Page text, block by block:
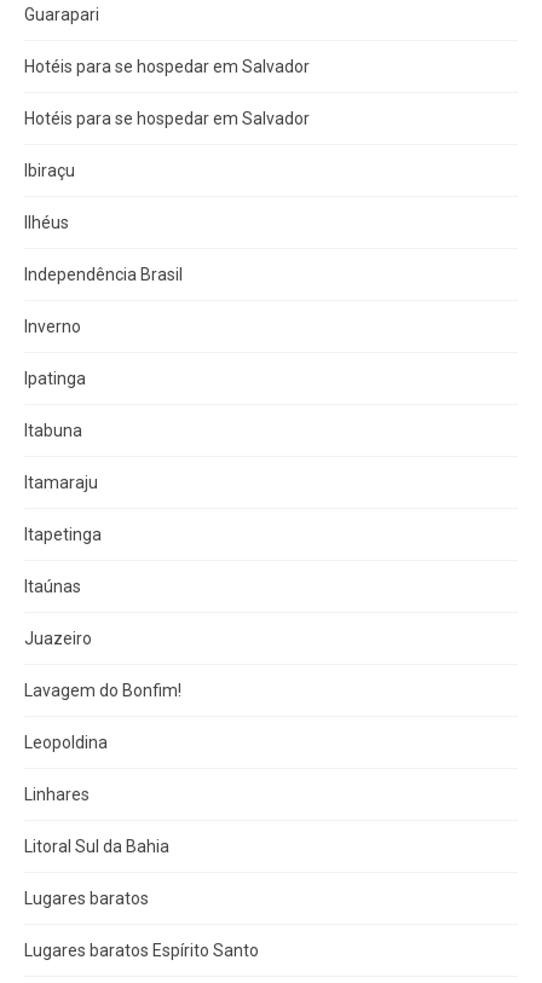
Guarapari
Hotéis para se hospedar em Salvador
Hotéis para se hospedar em Salvador
Ibiraçu
Ilhéus
Independência Brasil
Inverno
Ipatinga
Itabuna
Itamaraju
Itapetinga
Itaúnas
Juazeiro
Lavagem do Bonfim!
Leopoldina
Linhares
Litoral Sul da Bahia
Lugares baratos
Lugares baratos Espírito Santo